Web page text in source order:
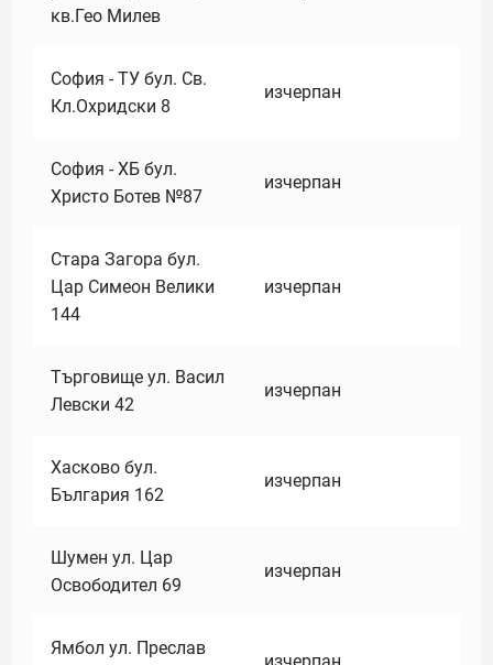
кв.Гео Милев
София - ТУ бул. Св.
Кл.Охридски 8
изчерпан
София - ХБ бул.
Христо Ботев №87
изчерпан
Стара Загора бул.
Цар Симеон Велики
144
изчерпан
Търговище ул. Васил
Левски 42
изчерпан
Хасково бул.
България 162
изчерпан
Шумен ул. Цар
Освободител 69
изчерпан
Ямбол ул. Преслав